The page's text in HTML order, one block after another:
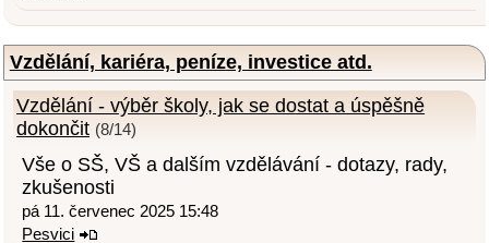
Vzdělání, kariéra, peníze, investice atd.
Vzdělání - výběr školy, jak se dostat a úspěšně
dokončit (8/14)
Vše o SŠ, VŠ a dalším vzdělávání - dotazy, rady,
zkušenosti
pá 11. červenec 2025 15:48
Pesvici